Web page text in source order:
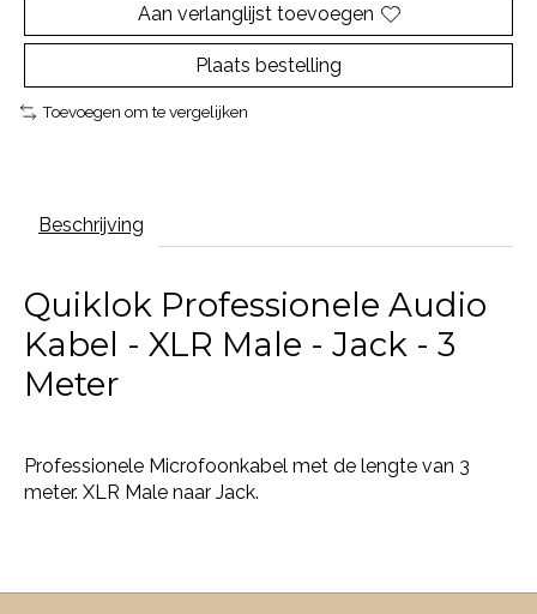
Aan verlanglijst toevoegen
Plaats bestelling
Toevoegen om te vergelijken
Beschrijving
Quiklok Professionele Audio
Kabel - XLR Male - Jack - 3
Meter
Professionele Microfoonkabel met de lengte van 3
meter. XLR Male naar Jack.